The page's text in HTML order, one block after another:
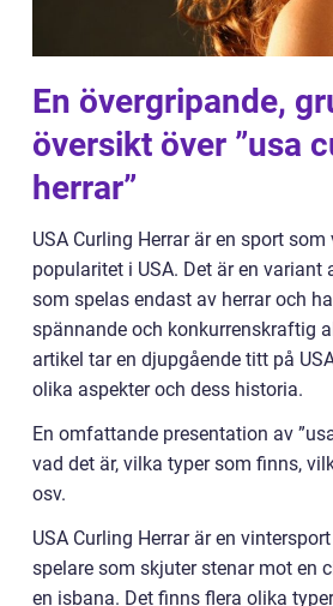
En övergripande,
översikt över ”usa
herrar”
USA Curling Herrar är en sport
popularitet i USA. Det är en variant
som spelas endast av herrar och
spännande och konkurrenskraftig
artikel tar en djupgående titt på
olika aspekter och dess historia.
En omfattande presentation av
vad det är, vilka typer som finns,
osv.
USA Curling Herrar är en
spelare som skjuter stenar mot en
en isbana. Det finns flera olika